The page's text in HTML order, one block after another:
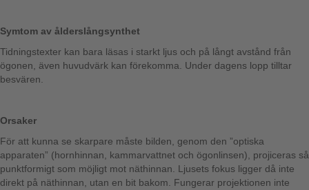
Symtom av ålderslångsynthet
Tidningstexter kan bara läsas i starkt ljus och på långt avstånd från
ögonen, även huvudvärk kan förekomma. Under dagens lopp tilltar
besvären.
Orsaker
För att kunna se skarpare måste bilden, genom den ”optiska
apparaten” (hornhinnan, kammarvattnet och ögonlinsen), projiceras så
punktformigt som möjligt mot näthinnan. Ljusets fokus ligger då inte
direkt på näthinnan, utan en bit bakom. Fungerar projektionen inte